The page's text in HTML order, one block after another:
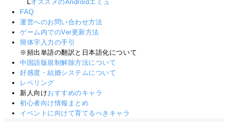
LオススメのAndroidエミュ
FAQ
運営へのお問い合わせ方法
ゲーム内でのVer更新方法
簡体字入力の手引
※頻出単語の翻訳と日本語化について
中国語版規制解除方法について
好感度・結婚システムについて
レベリング
新人向けおすすめのキャラ
初心者向け情報まとめ
イベントに向けて育てるべきキャラ